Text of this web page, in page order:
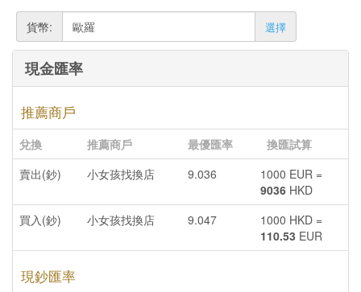
貨幣: 選擇
現金匯率
推薦商戶
兌換 推薦商戶 最優匯率
換匯試算
賣出(鈔)
小女孩找換店 9.036
1000 EUR =
9036 HKD
買入(鈔)
小女孩找換店 9.047
1000 HKD =
110.53 EUR
現鈔匯率